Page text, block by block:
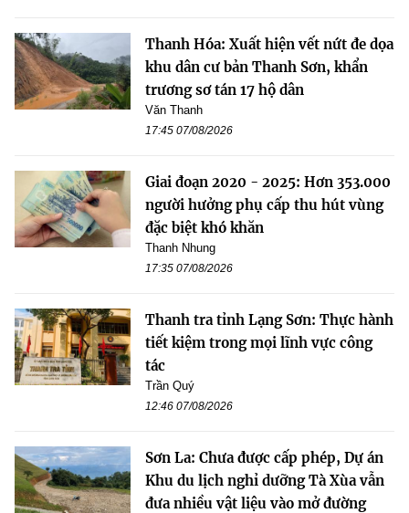
Thanh Hóa: Xuất hiện vết nứt đe dọa
khu dân cư bản Thanh Sơn, khẩn
trương sơ tán 17 hộ dân
Văn Thanh
17:45 07/08/2026
Giai đoạn 2020 - 2025: Hơn 353.000
người hưởng phụ cấp thu hút vùng
đặc biệt khó khăn
Thanh Nhung
17:35 07/08/2026
Thanh tra tỉnh Lạng Sơn: Thực hành
tiết kiệm trong mọi lĩnh vực công
tác
Trần Quý
12:46 07/08/2026
Sơn La: Chưa được cấp phép, Dự án
Khu du lịch nghỉ dưỡng Tà Xùa vẫn
đưa nhiều vật liệu vào mở đường